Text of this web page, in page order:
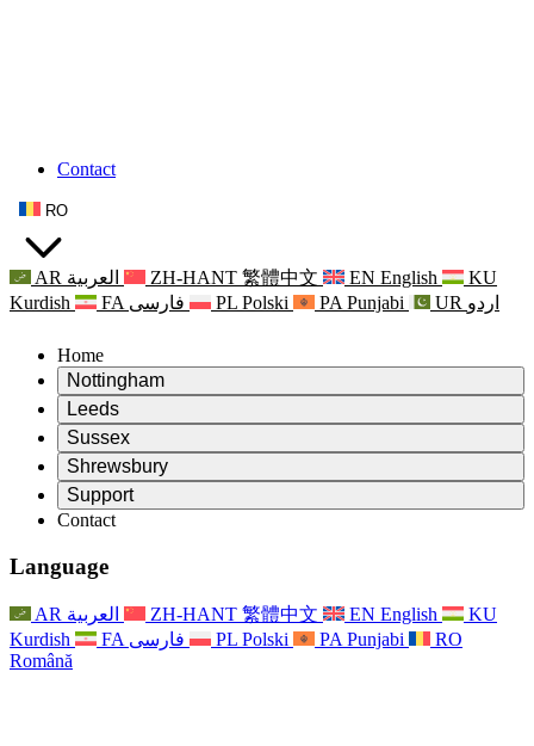
Contact
RO
AR العربية ZH-HANT 繁體中文 EN English
KU
Kurdish
FA فارسی PL Polski PA Punjabi UR اردو
Home
Nottingham
Review
Președintele revizuirii
Echipa independentă de evaluare
Termeni de referință
Raportul final al evaluării independente
Întrebări frecvente
Procesul de feedback al familiei
Buletine informative
Renunțare
Evenimente
Leeds
Review
Președintele revizuirii
Echipa independentă de evaluare
Termeni de referință
Contact
Sprijin psihologic pentru familii
Actualizări pentru familii
Evenimente
For Staff
Sprijin pentru personal
Vocile personalului
Sussex
Review
Președintele revizuirii
Echipa independentă de evaluare
Termeni de referință
For Families
Actualizări pentru familii
Evenimente
For Staff
Shrewsbury
Review
Termeni de referință pentru revizuirea maternității
Raportul final al evaluării independente
Primul raport al evaluării independente
For Families
Actualizări
Support
Leeds
Nottingham
Serviciul de asistență psihologică familială
Sprijin în caz de criză în domeniul sănătății mintale
Servicii regionale Nottingham
National
Sepsis Charities
Contact
Language
AR العربية ZH-HANT 繁體中文 EN English
KU
Kurdish
FA فارسی PL Polski PA Punjabi
RO
Română